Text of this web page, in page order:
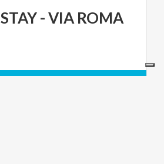
STAY-VIA ROMA